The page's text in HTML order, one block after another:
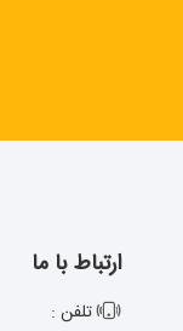
ارتباط با ما
تلفن :